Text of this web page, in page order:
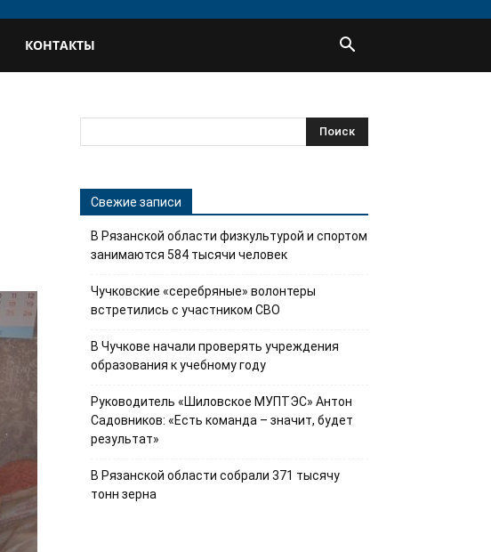
КОНТАКТЫ
Свежие записи
В Рязанской области физкультурой и спортом
занимаются 584 тысячи человек
Чучковские «серебряные» волонтеры
встретились с участником СВО
В Чучкове начали проверять учреждения
образования к учебному году
Руководитель «Шиловское МУПТЭС» Антон
Садовников: «Есть команда – значит, будет
результат»
В Рязанской области собрали 371 тысячу
тонн зерна